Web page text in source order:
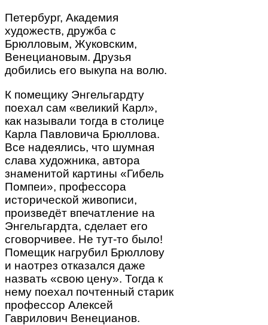
Петербург, Академия
художеств, дружба с
Брюлловым, Жуковским,
Венециановым. Друзья
добились его выкупа на волю.
К помещику Энгельгардту
поехал сам «великий Карл»,
как называли тогда в столице
Карла Павловича Брюллова.
Все надеялись, что шумная
слава художника, автора
знаменитой картины «Гибель
Помпеи», профессора
исторической живописи,
произведёт впечатление на
Энгельгардта, сделает его
сговорчивее. Не тут-то было!
Помещик нагрубил Брюллову
и наотрез отказался даже
назвать «свою цену». Тогда к
нему поехал почтенный старик
профессор Алексей
Гаврилович Венецианов.